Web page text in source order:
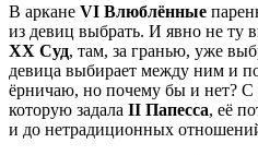
В аркане VI Влюблённые
из девиц выбрать. И явно не ту
XX Суд, там, за гранью, уже
девица выбирает между ним и
ёрничаю, но почему бы и нет? С
которую задала II Папесса, её
и до нетрадиционных